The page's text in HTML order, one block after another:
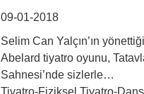
09-01-2018
Selim Can Yalçın’ın
Abelard tiyatro oyunu,
Sahnesi’nde sizlerle…
Tiyatro-Fiziksel Tiyatro-